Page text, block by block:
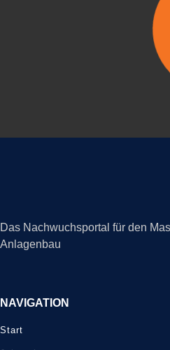
Das Nachwuchsportal für den
Anlagenbau
NAVIGATION
Start